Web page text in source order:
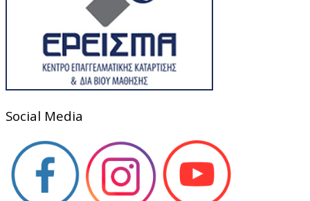
Social Media